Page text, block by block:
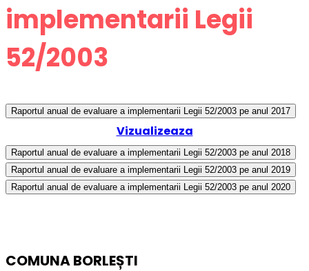
implementarii Legii
52/2003
Raportul anual de evaluare a implementarii Legii 52/2003 pe anul 2017
Vizualizeaza
Raportul anual de evaluare a implementarii Legii 52/2003 pe anul 2018
Raportul anual de evaluare a implementarii Legii 52/2003 pe anul 2019
Raportul anual de evaluare a implementarii Legii 52/2003 pe anul 2020
COMUNA BORLEȘTI